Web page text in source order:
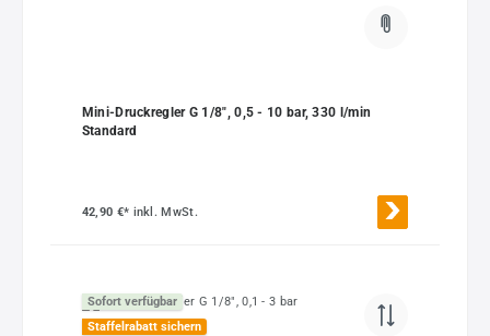
Mini-Druckregler G 1/8", 0,5 - 10 bar, 330 l/min
Standard
42,90 €* inkl. MwSt.
Sofort verfügbar
Staffelrabatt sichern